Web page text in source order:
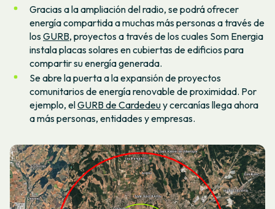
Gracias a la ampliación del radio, se podrá ofrecer
energía compartida a muchas más personas a través de
losGURB, proyectos a través de los cuales Som Energia
instala placas solares en cubiertas de edificios para
compartir su energía generada.
Se abre la puerta a la expansión de proyectos
comunitarios de energía renovable de proximidad. Por
ejemplo, elGURB de Cardedeuy cercanías llega ahora
a más personas, entidades y empresas.